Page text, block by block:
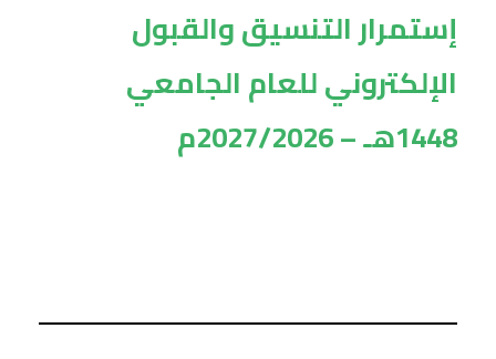
إستمرار التنسيق والقبول
الإلكتروني للعام الجامعي
1448هـ – 2027/2026م